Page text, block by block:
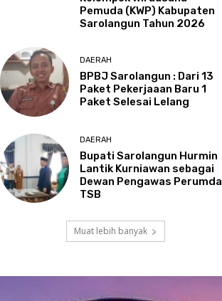
Pemuda (KWP) Kabupaten
Sarolangun Tahun 2026
DAERAH
BPBJ Sarolangun : Dari 13
Paket Pekerjaaan Baru 1
Paket Selesai Lelang
DAERAH
Bupati Sarolangun Hurmin
Lantik Kurniawan sebagai
Dewan Pengawas Perumda
TSB
Muat lebih banyak